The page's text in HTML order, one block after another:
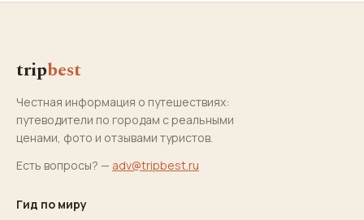
tripbest
Честная информация о путешествиях:
путеводители по городам с реальными
ценами, фото и отзывами туристов.
Есть вопросы? — adv@tripbest.ru
Гид по миру